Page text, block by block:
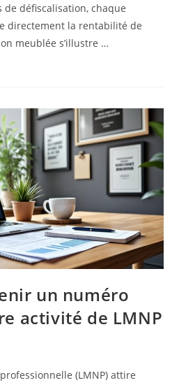
défiscalisation, chaque
directement la rentabilité de
meublée s’illustre …
un numéro
activité de LMNP
(LMNP) attire